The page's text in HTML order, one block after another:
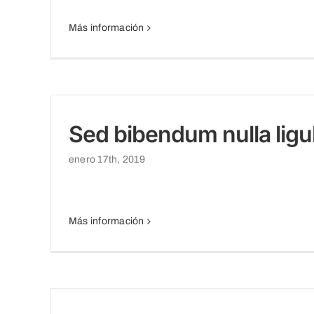
Más información
Sed bibendum nulla
enero 17th, 2019
Más información